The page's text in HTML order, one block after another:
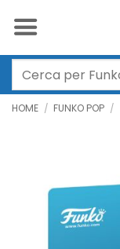
Cerca:
HOME / FUNKO POP /